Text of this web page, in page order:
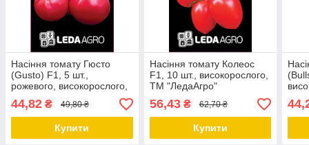
Насіння томату Гюсто
(Gusto) F1, 5 шт.,
рожевого, високорослого,
ТМ "ЛедаАгро"
44,82 ₴ 49,80 ₴
Купити
Насіння томату Колеос
F1, 10 шт., високорослого,
ТМ "ЛедаАгро"
56,43₴ 62,70 ₴
Купити